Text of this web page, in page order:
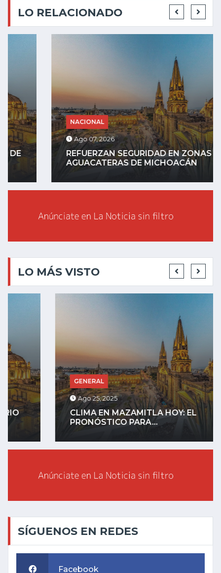
LO RELACIONADO
NACIONAL
Ago 07, 2026
REFUERZAN SEGURIDAD EN ZONAS
AGUACATERAS DE MICHOACÁN
LO MÁS VISTO
GENERAL
Ago 25, 2025
CLIMA EN MAZAMITLA HOY: EL
PRONÓSTICO PARA...
SÍGUENOS EN REDES
Facebook